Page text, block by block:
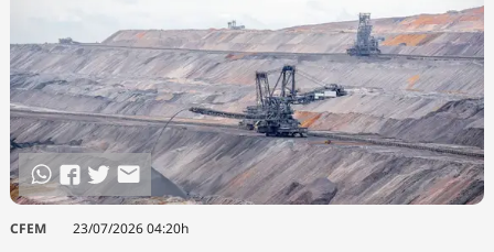
Trabalhe no Brasil 61
Contato
Agronegócios
Brasil
Brasil Mineral
Ciência &
Tecnologia
Cinema
Comportamento
Cultura
Economia
Educação
Infraestrutura
Meio Ambiente
Podcast
Política
Saúde
CFEM 23/07/2026 04:20h